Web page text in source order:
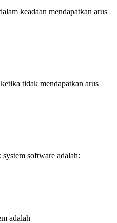
keadaan mendapatkan arus
tidak mendapatkan arus
software adalah:
adalah